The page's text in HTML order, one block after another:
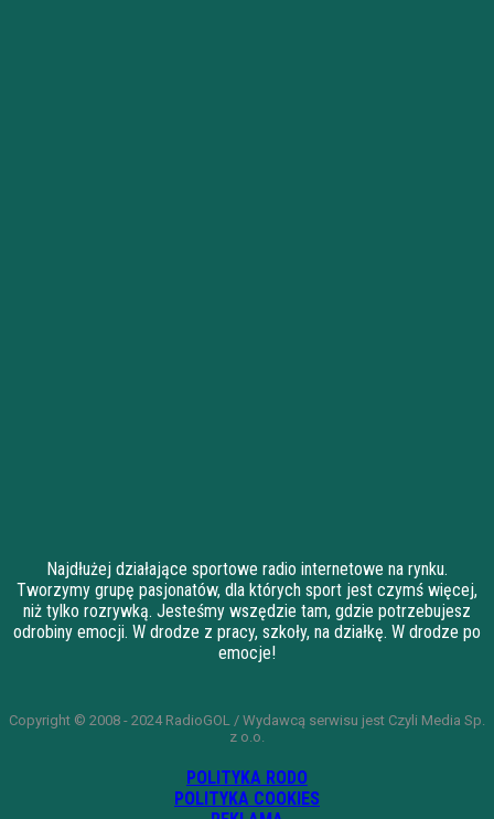
Najdłużej działające sportowe radio internetowe na rynku.
Tworzymy grupę pasjonatów, dla których sport jest czymś więcej,
niż tylko rozrywką. Jesteśmy wszędzie tam, gdzie potrzebujesz
odrobiny emocji. W drodze z pracy, szkoły, na działkę. W drodze po
emocje!
Copyright © 2008 - 2024 RadioGOL / Wydawcą serwisu jest Czyli Media Sp.
z o.o.
POLITYKA RODO
POLITYKA COOKIES